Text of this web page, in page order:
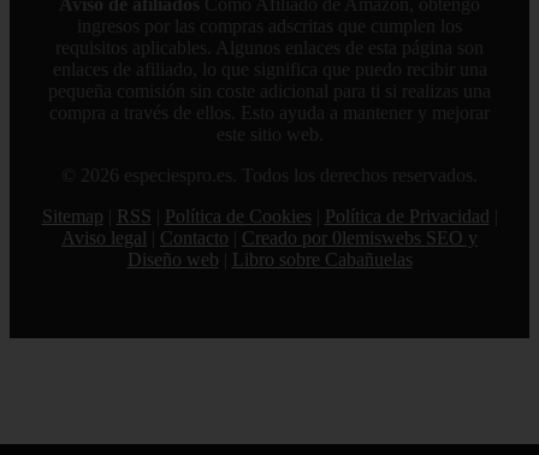
Aviso de afiliados Como Afiliado de Amazon, obtengo
ingresos por las compras adscritas que cumplen los
requisitos aplicables. Algunos enlaces de esta página son
enlaces de afiliado, lo que significa que puedo recibir una
pequeña comisión sin coste adicional para ti si realizas una
compra a través de ellos. Esto ayuda a mantener y mejorar
este sitio web.
© 2026 especiespro.es. Todos los derechos reservados.
Sitemap
RSS Política de Cookies Política de Privacidad
Aviso legal
Contacto
Creado por 0lemiswebs SEO y
Diseño web
Libro sobre Cabañuelas